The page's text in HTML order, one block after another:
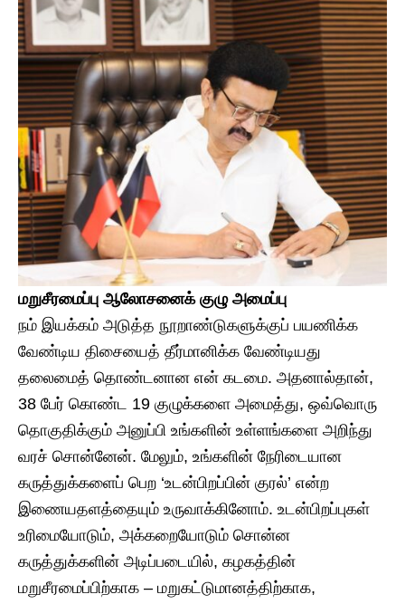
​மறுசீரமைப்பு ஆலோசனைக் குழு அமைப்பு
​நம் இயக்கம் அடுத்த நூறாண்டுகளுக்குப் பயணிக்க
வேண்டிய திசையைத் தீர்மானிக்க வேண்டியது
தலைமைத் தொண்டனான என் கடமை. அதனால்தான்,
38 பேர் கொண்ட 19 குழுக்களை அமைத்து, ஒவ்வொரு
தொகுதிக்கும் அனுப்பி உங்களின் உள்ளங்களை அறிந்து
வரச் சொன்னேன். மேலும், உங்களின் நேரிடையான
கருத்துக்களைப் பெற ‘உடன்பிறப்பின் குரல்’ என்ற
இணையதளத்தையும் உருவாக்கினோம். ​உடன்பிறப்புகள்
உரிமையோடும், அக்கறையோடும் சொன்ன
கருத்துக்களின் அடிப்படையில், கழகத்தின்
மறுசீரமைப்பிற்காக – மறுகட்டுமானத்திற்காக,